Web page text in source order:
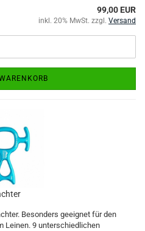
99,00 EUR
inkl. 20% MwSt. zzgl. Versand
Besonders geeignet für den
Leinen. 9 unterschiedlichen